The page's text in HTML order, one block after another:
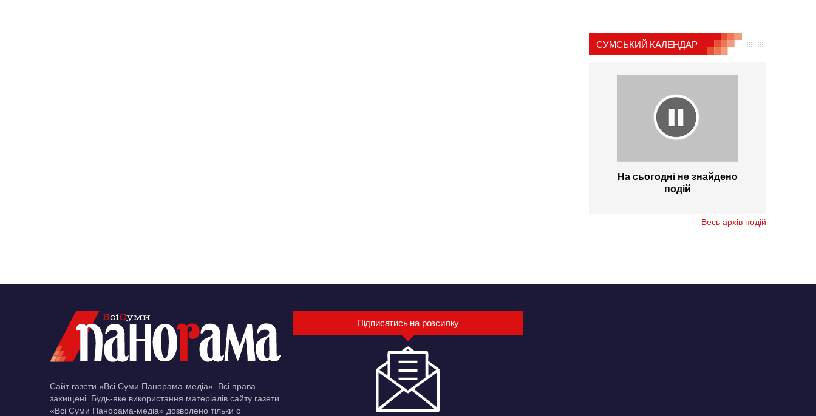
СУМСЬКИЙ КАЛЕНДАР
На сьогодні не знайдено
подій
Весь архів подій
Сайт газети «Всі Суми Панорама-медіа». Всі права
захищені. Будь-яке використання матеріалів сайту газети
«Всі Суми Панорама-медіа» дозволено тільки c
Підписатись на розсилку